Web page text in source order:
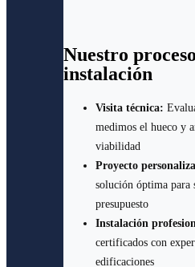
Nuestro
instalación
Visita técnica:
medimos el hueco y
viabilidad
Proyecto
solución óptima para
presupuesto
Instalación
certificados con
edificaciones